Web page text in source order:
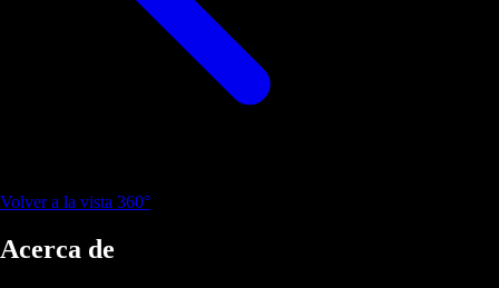
Volver a la vista 360°
Acerca de